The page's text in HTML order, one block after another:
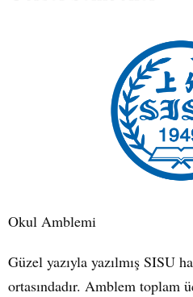
Okul Amblemi
Güzel yazıyla yazılmış SISU
ortasındadır. Amblem toplam